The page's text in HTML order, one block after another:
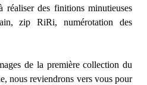
réaliser des finitions minutieuses
zip RiRi, numérotation des
de la première collection du
nous reviendrons vers vous pour